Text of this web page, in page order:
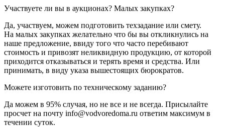
Участвуете ли вы в аукционах? Малых закупках?
Да, участвуем, можем подготовить техзадание или смету.
На малых закупках желательно что бы вы откликнулись на
наше предложение, ввиду того что часто перебивают
стоимость и привозят неликвидную продукцию, от которой
приходится отказываться и терять время и средства. Или
принимать, в виду указа вышестоящих бюрократов.
Можете изготовить по техническому заданию?
Да можем в 95% случая, но не все и не всегда. Присылайте
просчет на почту info@vodvoredoma.ru ответим максимум в
течении суток.